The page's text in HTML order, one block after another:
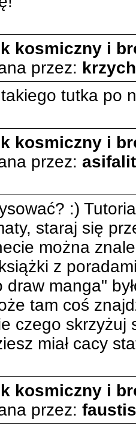
kosmiczny i
przez:
tutka po
kosmiczny i
przez:
:)
staraj się
można
z
draw manga"
tam coś
czego skrzyżuj
miał cacy
kosmiczny i
przez: